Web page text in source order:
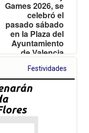
Games 2026, se
celebró el
pasado sábado
en la Plaza del
Ayuntamiento
de Valencia
Festividades